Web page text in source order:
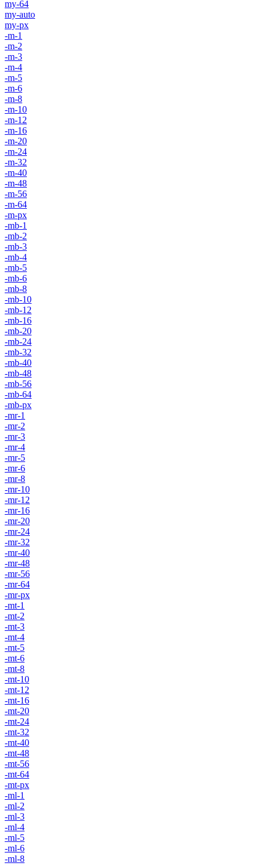
my-64
my-auto
my-px
-m-1
-m-2
-m-3
-m-4
-m-5
-m-6
-m-8
-m-10
-m-12
-m-16
-m-20
-m-24
-m-32
-m-40
-m-48
-m-56
-m-64
-m-px
-mb-1
-mb-2
-mb-3
-mb-4
-mb-5
-mb-6
-mb-8
-mb-10
-mb-12
-mb-16
-mb-20
-mb-24
-mb-32
-mb-40
-mb-48
-mb-56
-mb-64
-mb-px
-mr-1
-mr-2
-mr-3
-mr-4
-mr-5
-mr-6
-mr-8
-mr-10
-mr-12
-mr-16
-mr-20
-mr-24
-mr-32
-mr-40
-mr-48
-mr-56
-mr-64
-mr-px
-mt-1
-mt-2
-mt-3
-mt-4
-mt-5
-mt-6
-mt-8
-mt-10
-mt-12
-mt-16
-mt-20
-mt-24
-mt-32
-mt-40
-mt-48
-mt-56
-mt-64
-mt-px
-ml-1
-ml-2
-ml-3
-ml-4
-ml-5
-ml-6
-ml-8